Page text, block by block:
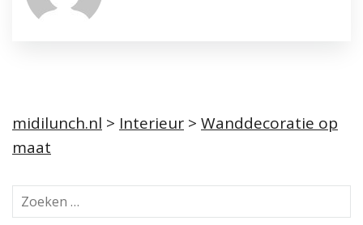
midilunch.nl > Interieur > Wanddecoratie op
maat
o